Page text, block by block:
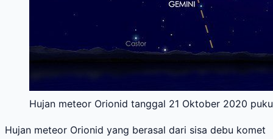
Hujan meteor Orionid tanggal 21 Oktober 2020
Hujan meteor Orionid yang berasal dari sisa debu komet